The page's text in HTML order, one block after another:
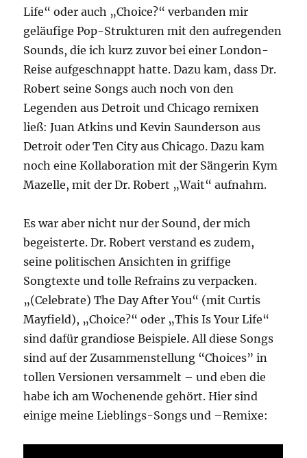
Life“ oder auch „Choice?“ verbanden mir
geläufige Pop-Strukturen mit den aufregenden
Sounds, die ich kurz zuvor bei einer London-
Reise aufgeschnappt hatte. Dazu kam, dass Dr.
Robert seine Songs auch noch von den
Legenden aus Detroit und Chicago remixen
ließ: Juan Atkins und Kevin Saunderson aus
Detroit oder Ten City aus Chicago. Dazu kam
noch eine Kollaboration mit der Sängerin Kym
Mazelle, mit der Dr. Robert „Wait“ aufnahm.
Es war aber nicht nur der Sound, der mich
begeisterte. Dr. Robert verstand es zudem,
seine politischen Ansichten in griffige
Songtexte und tolle Refrains zu verpacken.
„(Celebrate) The Day After You“ (mit Curtis
Mayfield), „Choice?“ oder „This Is Your Life“
sind dafür grandiose Beispiele. All diese Songs
sind auf der Zusammenstellung “Choices” in
tollen Versionen versammelt – und eben die
habe ich am Wochenende gehört. Hier sind
einige meine Lieblings-Songs und –Remixe: